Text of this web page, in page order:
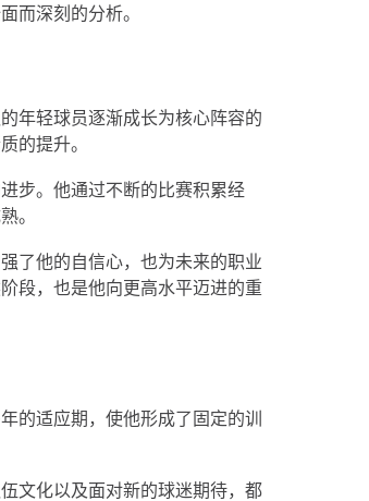
而深刻的分析。
年轻球员逐渐成长为核心阵容的
的提升。
步。他通过不断的比赛积累经
。
了他的自信心，也为未来的职业
段，也是他向更高水平迈进的重
的适应期，使他形成了固定的训
文化以及面对新的球迷期待，都